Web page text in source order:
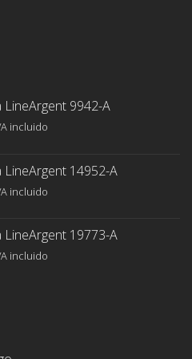
LineArgent 9942-A
incluido
LineArgent 14952-A
incluido
LineArgent 19773-A
incluido